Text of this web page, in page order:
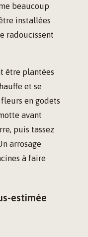
beaucoup
installées
radoucissent
être plantées
et se
en godets
avant
puis tassez
arrosage
à faire
estimée